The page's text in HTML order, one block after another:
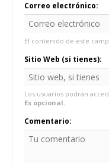
Correo electrónico:
El contenido de este
Sitio Web (si tienes):
Los usuarios podrán
Es opcional.
Comentario: